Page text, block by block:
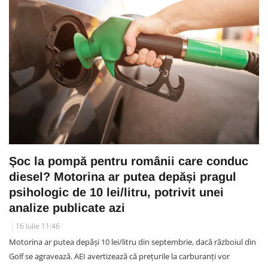
Șoc la pompă pentru românii care conduc
diesel? Motorina ar putea depăși pragul
psihologic de 10 lei/litru, potrivit unei
analize publicate azi
16 Iulie 11:46
Motorina ar putea depăși 10 lei/litru din septembrie, dacă războiul din
Golf se agravează. AEI avertizează că prețurile la carburanți vor